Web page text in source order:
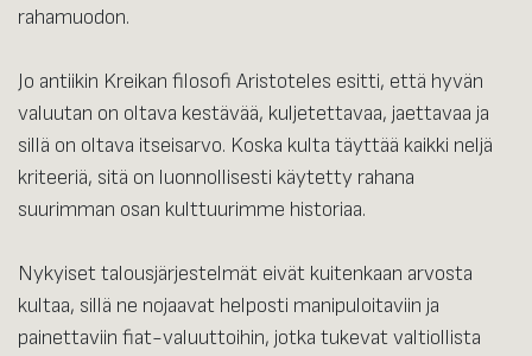
rahamuodon.
Jo antiikin Kreikan filosofi Aristoteles esitti, että hyvän
valuutan on oltava kestävää, kuljetettavaa, jaettavaa ja
sillä on oltava itseisarvo. Koska kulta täyttää kaikki neljä
kriteeriä, sitä on luonnollisesti käytetty rahana
suurimman osan kulttuurimme historiaa.
Nykyiset talousjärjestelmät eivät kuitenkaan arvosta
kultaa, sillä ne nojaavat helposti manipuloitaviin ja
painettaviin fiat-valuuttoihin, jotka tukevat valtiollista